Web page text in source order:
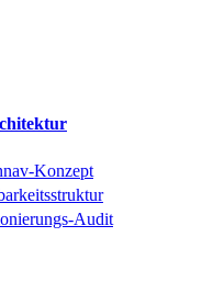
Konzept
Audit